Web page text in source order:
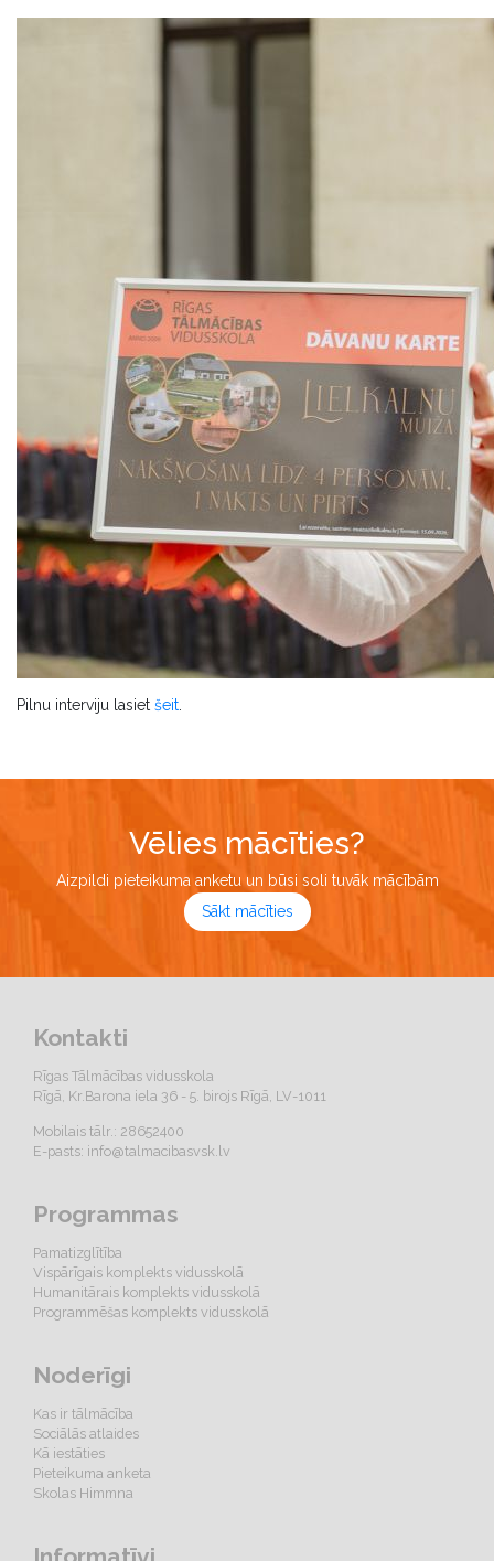
Pilnu interviju lasiet šeit
Vēlies mācīties?
Aizpildi pieteikuma anketu un būsi soli tuvāk mācībām
Sākt mācīties
Kontakti
Rīgas Tālmācības vidusskola
Rīgā, Kr.Barona iela 36 - 5. birojs Rīgā, LV-1011
Mobilais tālr.: 28652400
E-pasts: info@talmacibasvsk.lv
Programmas
Pamatizglītība
Vispārīgais komplekts vidusskolā
Humanitārais komplekts vidusskolā
Programmēšas komplekts vidusskolā
Noderīgi
Kas ir tālmācība
Sociālās atlaides
Kā iestāties
Pieteikuma anketa
Skolas Himmna